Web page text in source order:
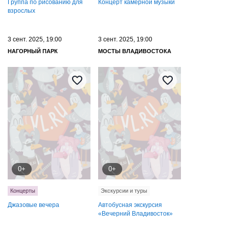
Группа по рисованию для
взрослых
Концерт камерной музыки
3 сент. 2025, 19:00
НАГОРНЫЙ ПАРК
0+
Концерты
Джазовые вечера
3 сент. 2025, 19:00
МОСТЫ ВЛАДИВОСТОКА
0+
Экскурсии и туры
Автобусная экскурсия
«Вечерний Владивосток»